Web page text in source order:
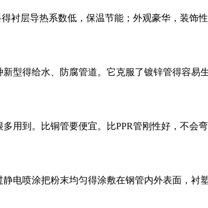
衬层导热系数低，保温节能；外观豪华，装饰
型得给水、防腐管道。它克服了镀锌管得容易
用到。比铜管要便宜。比PPR管刚性好，不会
电喷涂把粉末均匀得涂敷在钢管内外表面，衬